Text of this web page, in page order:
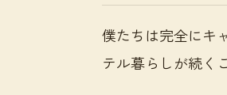
僕たちは完全にキ
テル暮らしが続く